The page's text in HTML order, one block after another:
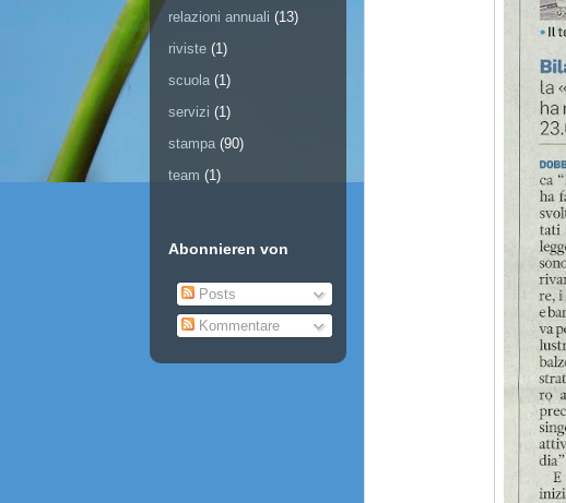
relazioni annuali (13)
riviste (1)
scuola (1)
servizi (1)
stampa (90)
team (1)
Abonnieren von
Posts
Kommentare